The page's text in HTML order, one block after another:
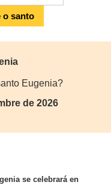
Eugenia?
de 2026
se celebrará en